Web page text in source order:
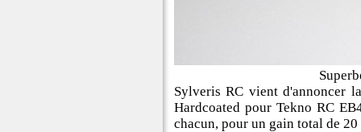
Sylveris RC vient d'annoncer
Hardcoated pour Tekno RC
chacun, pour un gain total de